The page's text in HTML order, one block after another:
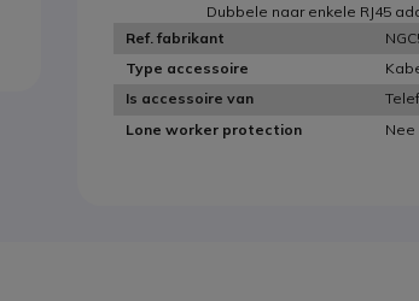
Dubbele naar enkele RJ45
Ref. fabrikant
Type accessoire
Is accessoire van
Lone worker protection
Nee